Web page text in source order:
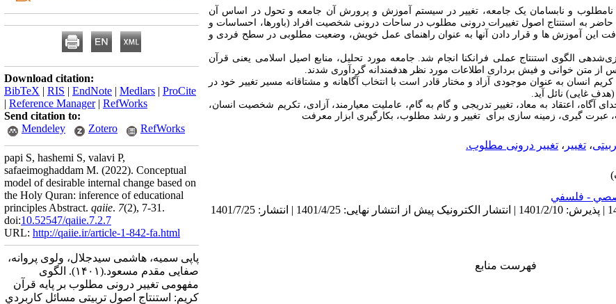
و نابسامان یک جامعه، تغییر در سیستم آموزش و پرورش آن جامعه و تحول در اساس آن
به استنتاج اصول تغییرات درونی مطلوب در ساحات درونی شخصیت افراد (باورها، احساسات و
این آموزش ها و قرار دادن آنها به عنوان راهنمای عمل خویش، وضعیت مطلوبی در سطح فردی و
الگوی استنتاج عملی فرانکنا انجام شد. جامعه مورد تحلیل، منابع اصیل اسلامی یعنی قرآن
از متن خوانی و فیش برداری اطلاعات مورد نظر هدفمندانه گردآوری شدند.
کریم انسان به عنوان موجودی آزاد و مختار قادر است با انتخاب آگاهانه و مشتاقانه مسیر تغییر خود در
غایی) نائل آید.
آگاه، اعتقاد به معاد، تغییر تدریجی و گام به گام، عاملیت معیارمند، آزادی، تکریم شخصیت انسان،
عبرت گیری، زمینه سازی برای تغییر و رشد مطلوب، بکارگیری ابزار معرفت
، تغییر ، تغییر درونی مطلوب.
- فلسفي
دریافت: 1400/9/4 | ویرایش نهایی: 1401/9/17 | پذیرش: 1401/2/10 | انتشار الکترونیک پیش از انتشار نهایی: 1401/4/25 | انتشار: 1401/7/25
فهرست منابع
Download citation:
BibTeX | RIS | EndNote | Medlars | ProCite
| Reference Manager| RefWorks
Send citation to:
Mendeley
Zotero RefWorks
papi S, hashemi S, valavi P,
safaeimoghaddam M. (2022). Conceptual
model of desirable internal change based on
the Holy Quran: inference of educational
principles Abstract. qaiie. 7(2), 7-31.
doi:10.52547/qaiie.7.2.7
URL: http://qaiie.ir/article-1-842-fa.html
پاپی سمیه، هاشمی سیدجلال، ولوی پروانه،
صفایی مقدم مسعود.(۱۴۰۱).
الگوی
مفهومی تغییر درونی مطلوب بر پایه قرآن
کریم: استنتاج اصول تربیتی مسائل كاربردي